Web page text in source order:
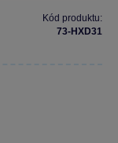
Kód produktu:
73-HXD31